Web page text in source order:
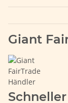
Giant